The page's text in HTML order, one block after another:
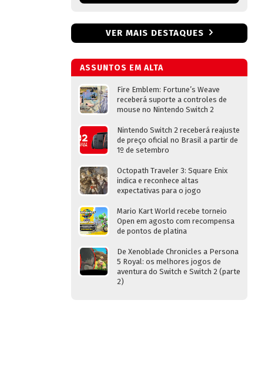
VER MAIS DESTAQUES
ASSUNTOS EM ALTA
Fire Emblem: Fortune’s Weave
receberá suporte a controles de
mouse no Nintendo Switch 2
Nintendo Switch 2 receberá reajuste
de preço oficial no Brasil a partir de
1º de setembro
Octopath Traveler 3: Square Enix
indica e reconhece altas
expectativas para o jogo
Mario Kart World recebe torneio
Open em agosto com recompensa
de pontos de platina
De Xenoblade Chronicles a Persona
5 Royal: os melhores jogos de
aventura do Switch e Switch 2 (parte
2)